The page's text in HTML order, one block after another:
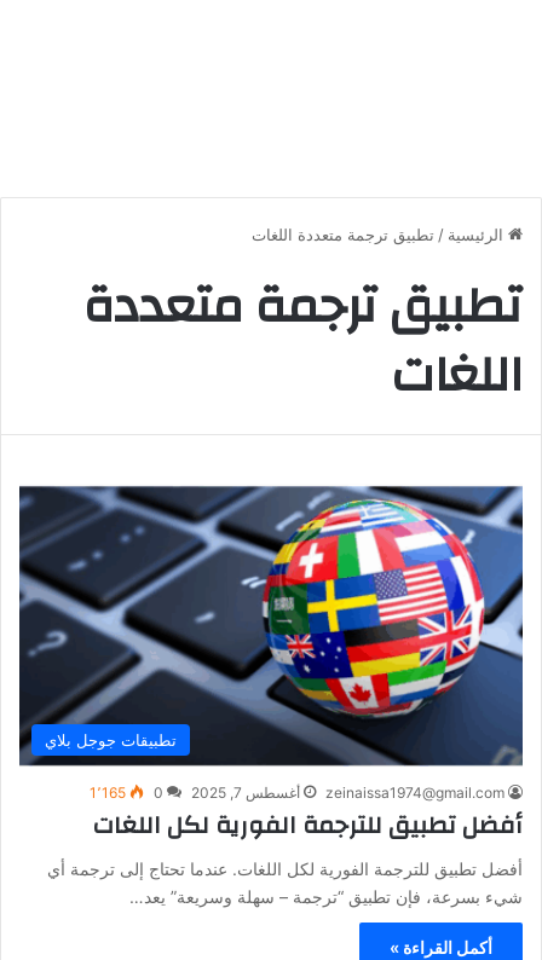
الرئيسية / تطبيق ترجمة متعددة اللغات
تطبيق ترجمة متعددة
اللغات
تطبيقات جوجل بلاي
zeinaissa1974@gmail.com أغسطس 7, 2025 0 1٬165
أفضل تطبيق للترجمة الفورية لكل اللغات
أفضل تطبيق للترجمة الفورية لكل اللغات. عندما تحتاج إلى ترجمة أي
شيء بسرعة، فإن تطبيق “ترجمة – سهلة وسريعة” يعد…
أكمل القراءة »